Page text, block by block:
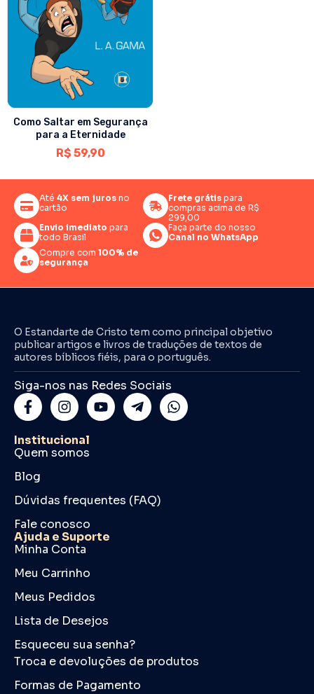
Como Saltar em Segurança
para a Eternidade
R$ 59,90
Até 4X sem juros no
cartão
Frete grátispara
compras acima de R$
299,00
Envio imediato para
todo Brasil
Faça parte do nosso
Canal no WhatsApp
Compre com 100% de
segurança
O Estandarte de Cristo tem como principal objetivo
publicar artigos e livros de traduções de textos de
autores bíblicos fiéis, para o português.
Siga-nos nas Redes Sociais
Institucional
Quem somos
Blog
Dúvidas frequentes (FAQ)
Fale conosco
Ajuda e Suporte
Minha Conta
Meu Carrinho
Meus Pedidos
Lista de Desejos
Esqueceu sua senha?
Troca e devoluções de produtos
Formas de Pagamento